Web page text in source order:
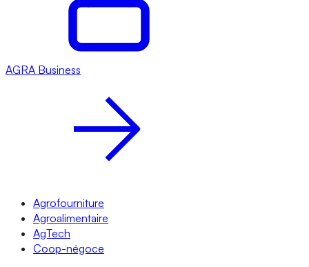
AGRA Business
Agrofourniture
Agroalimentaire
AgTech
Coop-négoce